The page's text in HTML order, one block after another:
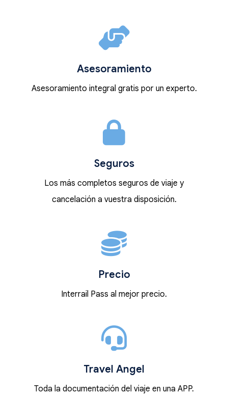
Asesoramiento
Asesoramiento integral gratis por un experto.
Seguros
Los más completos seguros de viaje y
cancelación a vuestra disposición.
Precio
Interrail Pass al mejor precio.
Travel Angel
Toda la documentación del viaje en una APP.